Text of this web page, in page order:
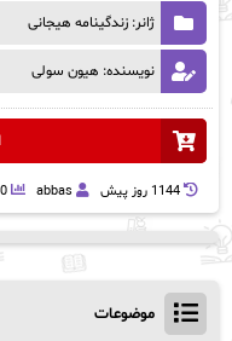
ژانر: زندگینامه هیجانی
نویسنده: هیون سولی
1144 روز پيش abbas
موضوعات